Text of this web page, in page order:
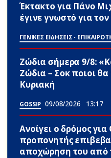
Έκτακτο για Πάνο
έγινε γνωστό για
ΓΕΝΙΚΕΣ ΕΙΔΗΣΕΙΣ -
Ζώδια σήμερα 9/8:
Zώδια – Σoκ ποιοι
Κυριακή
GOSSIP 09/08/2026 13:17
Ανοίγει ο δρόμος
προπονητής
αποχώρηση του από